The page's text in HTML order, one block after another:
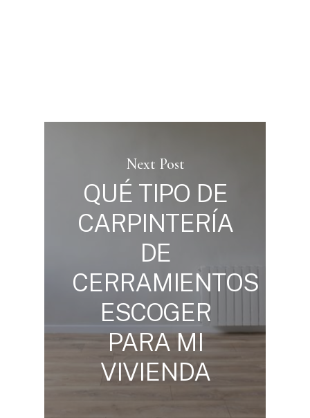
Next Post
QUÉ TIPO DE
CARPINTERÍA
DE
CERRAMIENTOS
ESCOGER
PARA MI
VIVIENDA